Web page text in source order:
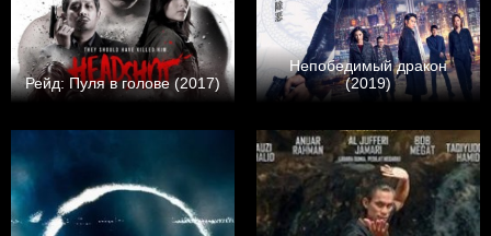
Рейд: Пуля в голове (2017)
Непобедимый дракон
(2019)